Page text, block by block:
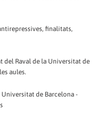
finalitats,
del Raval de la Universitat de
aules.
de Barcelona -